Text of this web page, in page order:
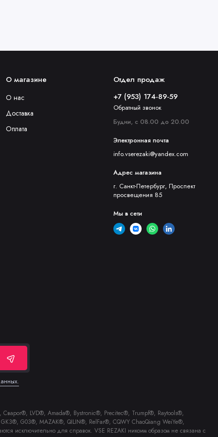
О магазине
О нас
Доставка
Оплата
Отдел продаж
+7 (953) 174-89-59
Обратный звонок
Будни, с 08.00 до 20.00
Электронная почта
info.vserezaki@yandex.com
Адрес магазина
г. Санкт-Петербург, Проспект
просвещения 85
Мы в сети
LVD®, Amada®, Bystronic®, Precitec®, Trumpf®, Raytools®,
G03®, MAZAK®, QILIN®, RelFar®, CQWY ChaoQiang WeiYe®,
исключительно для справок. VSE REZAKI никоим образом не связана с